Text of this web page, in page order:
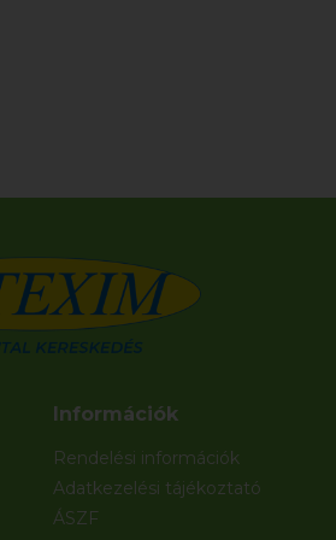
Információk
Rendelési információk
Adatkezelési tájékoztató
ÁSZF